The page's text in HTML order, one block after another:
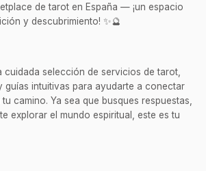
de tarot en España — ¡un espacio
y descubrimiento! ✨🔮
cuidada selección de servicios de tarot,
guías intuitivas para ayudarte a conectar
camino. Ya sea que busques respuestas,
explorar el mundo espiritual, este es tu